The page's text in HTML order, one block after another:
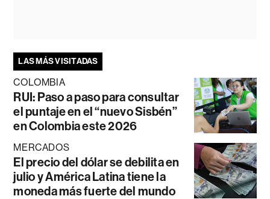
LAS MÁS VISITADAS
COLOMBIA
RUI: Paso a paso para consultar
el puntaje en el “nuevo Sisbén”
en Colombia este 2026
MERCADOS
El precio del dólar se debilita en
julio y América Latina tiene la
moneda más fuerte del mundo